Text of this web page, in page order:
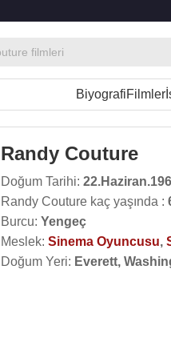
filmleri
BiyografiFilmler
Randy Couture
Doğum Tarihi:
Randy Couture kaç yaşında :
Burcu: Yengeç
Meslek: Sinema Oyuncusu,
Doğum Yeri: Everett,